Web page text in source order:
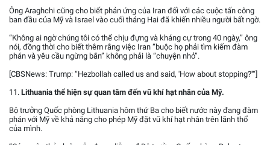
Ông Araghchi cũng cho biết phản ứng của Iran đối với các cuộc tấn công
ban đầu của Mỹ và Israel vào cuối tháng Hai đã khiến nhiều người bất ngờ.
“Không ai ngờ chúng tôi có thể chịu đựng và kháng cự trong 40 ngày,” ông
nói, đồng thời cho biết thêm rằng việc Iran “buộc họ phải tìm kiếm đàm
phán và yêu cầu ngừng bắn” không phải là “chuyện nhỏ”.
[CBSNews: Trump: “Hezbollah called us and said, 'How about stopping?''“]
11. Lithuania thể hiện sự quan tâm đến vũ khí hạt nhân của Mỹ.
Bộ trưởng Quốc phòng Lithuania hôm thứ Ba cho biết nước này đang đàm
phán với Mỹ về khả năng cho phép Mỹ đặt vũ khí hạt nhân trên lãnh thổ
của mình.